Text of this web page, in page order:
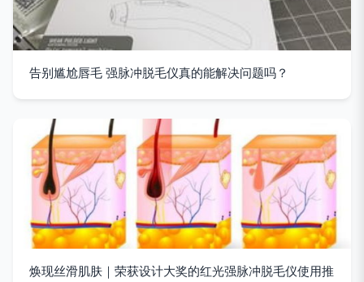
告别尴尬唇毛 强脉冲脱毛仪真的能解决问题吗？
焕现丝滑肌肤｜荣获设计大奖的红光强脉冲脱毛仪使用推